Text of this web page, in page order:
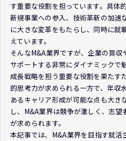
す重要な役割を担っています。具体
新規事業への参入、技術革新の加速
に大きな変革をもたらし、同時に就
えています。
そんなM&A業界ですが、企業の買収
サポートする非常にダイナミックで
成長戦略を担う重要な役割を果たす
的思考力が求められる一方で、年収
あるキャリア形成が可能な点も大き
し、M&A業界は競争が激しく、志
が求められます。
本記事では、M&A業界を目指す就活